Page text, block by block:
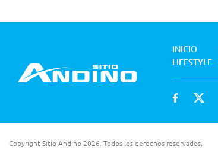
INICIO
LIFESTYLE
Copyright Sitio Andino 2026. Todos los derechos reservados.